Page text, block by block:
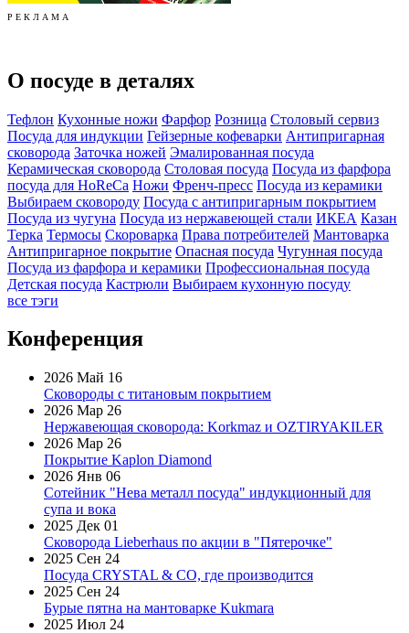
Р Е К Л А М А
О посуде в деталях
Тефлон Кухонные ножи Фарфор Розница Столовый сервиз
Посуда для индукции Гейзерные кофеварки Антипригарная
сковорода Заточка ножей Эмалированная посуда
Керамическая сковорода Столовая посуда Посуда из фарфора
посуда для HoReCa Ножи Френч-пресс Посуда из керамики
Выбираем сковороду Посуда с антипригарным покрытием
Посуда из чугуна Посуда из нержавеющей стали ИКЕА Казан
Терка Термосы Скороварка Права потребителей Мантоварка
Антипригарное покрытие Опасная посуда Чугунная посуда
Посуда из фарфора и керамики Профессиональная посуда
Детская посуда Кастрюли Выбираем кухонную посуду
все тэги
Конференция
2026 Май 16
Сковороды с титановым покрытием
2026 Мар 26
Нержавеющая сковорода: Korkmaz и OZTIRYAKILER
2026 Мар 26
Покрытие Kaplon Diamond
2026 Янв 06
Сотейник "Нева металл посуда" индукционный для
супа и вока
2025 Дек 01
Сковорода Lieberhaus по акции в "Пятерочке"
2025 Сен 24
Посуда CRYSTAL & CO, где производится
2025 Сен 24
Бурые пятна на мантоварке Kukmara
2025 Июл 24